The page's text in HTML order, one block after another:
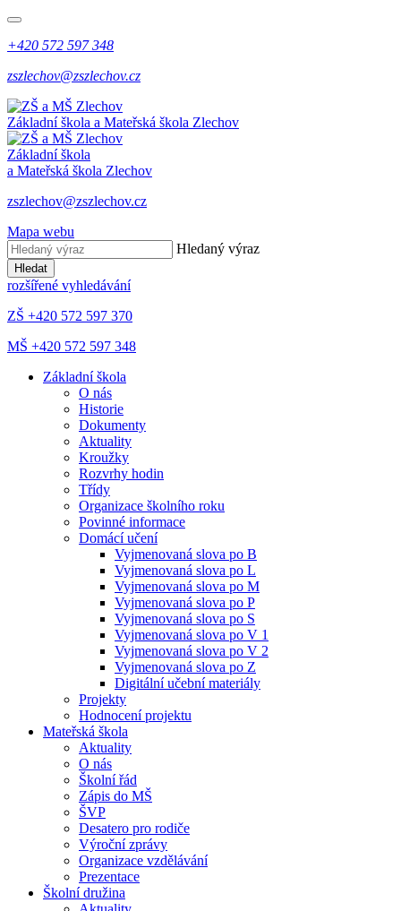
+420 572 597 348
zszlechov@zszlechov.cz
Základní škola a Mateřská škola Zlechov
Základní škola
a Mateřská škola Zlechov
zszlechov@zszlechov.cz
Mapa webu
Hledaný výraz
Hledat
rozšířené vyhledávání
ZŠ +420 572 597 370
MŠ +420 572 597 348
Základní škola
O nás
Historie
Dokumenty
Aktuality
Kroužky
Rozvrhy hodin
Třídy
Organizace školního roku
Povinné informace
Domácí učení
Vyjmenovaná slova po B
Vyjmenovaná slova po L
Vyjmenovaná slova po M
Vyjmenovaná slova po P
Vyjmenovaná slova po S
Vyjmenovaná slova po V 1
Vyjmenovaná slova po V 2
Vyjmenovaná slova po Z
Digitální učební materiály
Projekty
Hodnocení projektu
Mateřská škola
Aktuality
O nás
Školní řád
Zápis do MŠ
ŠVP
Desatero pro rodiče
Výroční zprávy
Organizace vzdělávání
Prezentace
Školní družina